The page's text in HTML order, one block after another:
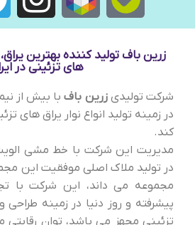
زرین باف تولید کننده بهترین
های تزئینی در
شرکت تولیدیزرین بافبا بیش از
در زمینه تولید انواع نوار یراق های
کند.
مدیریت این شرکت با خط مشی
در تولید ملاک اصلی موفقیت این
مجموعه می داند، این شرکت با
پیشرفته و روز دنیا در زمینه طراحی
تزئینی مجهز می باشد، توان